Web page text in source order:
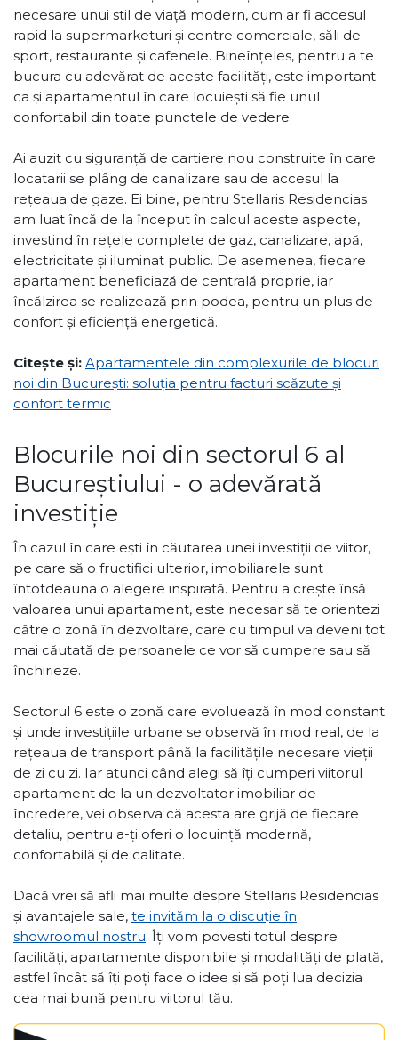
necesare unui stil de viață modern, cum ar fi accesul
rapid la supermarketuri și centre comerciale, săli de
sport, restaurante și cafenele. Bineînțeles, pentru a te
bucura cu adevărat de aceste facilități, este important
ca și apartamentul în care locuiești să fie unul
confortabil din toate punctele de vedere.
Ai auzit cu siguranță de cartiere nou construite în care
locatarii se plâng de canalizare sau de accesul la
rețeaua de gaze. Ei bine, pentru Stellaris Residencias
am luat încă de la început în calcul aceste aspecte,
investind în rețele complete de gaz, canalizare, apă,
electricitate și iluminat public. De asemenea, fiecare
apartament beneficiază de centrală proprie, iar
încălzirea se realizează prin podea, pentru un plus de
confort și eficiență energetică.
Citește și: Apartamentele din complexurile de blocuri
noi din București: soluția pentru facturi scăzute și
confort termic
Blocurile noi din sectorul 6 al
Bucureștiului - o adevărată
investiție
În cazul în care ești în căutarea unei investiții de viitor,
pe care să o fructifici ulterior, imobiliarele sunt
întotdeauna o alegere inspirată. Pentru a crește însă
valoarea unui apartament, este necesar să te orientezi
către o zonă în dezvoltare, care cu timpul va deveni tot
mai căutată de persoanele ce vor să cumpere sau să
închirieze.
Sectorul 6 este o zonă care evoluează în mod constant
și unde investițiile urbane se observă în mod real, de la
rețeaua de transport până la facilitățile necesare vieții
de zi cu zi. Iar atunci când alegi să îți cumperi viitorul
apartament de la un dezvoltator imobiliar de
încredere, vei observa că acesta are grijă de fiecare
detaliu, pentru a-ți oferi o locuință modernă,
confortabilă și de calitate.
Dacă vrei să afli mai multe despre Stellaris Residencias
și avantajele sale, te invităm la o discuție în
showroomul nostru. Îți vom povesti totul despre
facilități, apartamente disponibile și modalități de plată,
astfel încât să îți poți face o idee și să poți lua decizia
cea mai bună pentru viitorul tău.